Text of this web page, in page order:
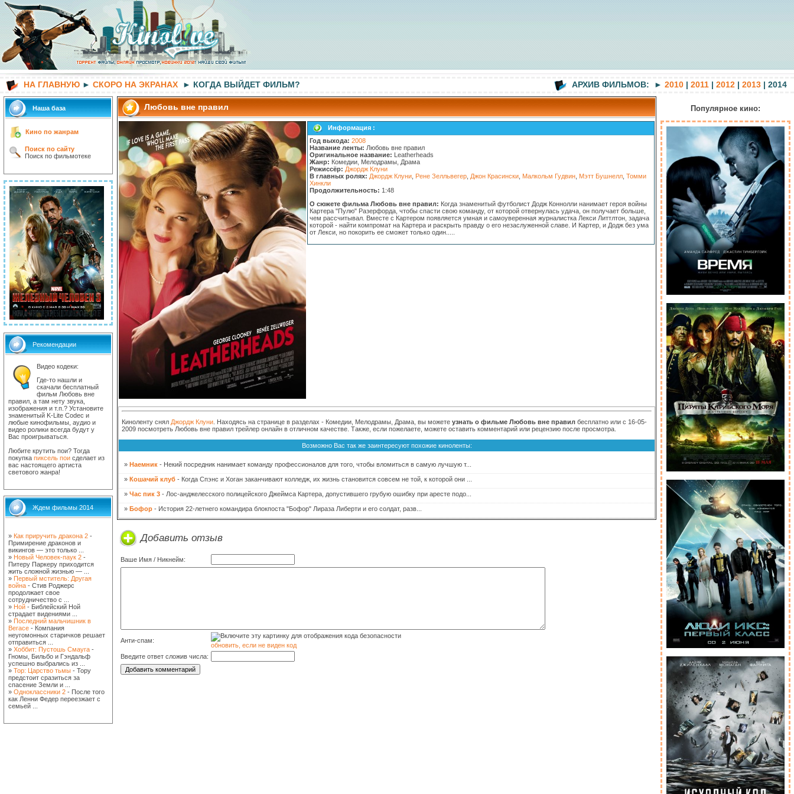
НА ГЛАВНУЮ ► СКОРО НА ЭКРАНАХ ► КОГДА ВЫЙДЕТ ФИЛЬМ? АРХИВ ФИЛЬМОВ: ► 2010 | 2011 | 2012 | 2013 | 2014
Наша база
Кино по жанрам
Поиск по сайту
Поиск по фильмотеке
Рекомендации
Видео кодеки:
Где-то нашли и
скачали бесплатный
фильм Любовь вне
правил, а там нету звука,
изображения и т.п.? Установите
знаменитый K-Lite Codec и
любые кинофильмы, аудио и
видео ролики всегда будут у
Вас проигрываться.
Любите крутить пои? Тогда
покупка пиксель пои сделает из
вас настоящего артиста
светового жанра!
Ждем фильмы 2014
» Как приручить дракона 2 -
Примирение драконов и
викингов — это только ...
» Новый Человек-паук 2 -
Питеру Паркеру приходится
жить сложной жизнью — ...
» Первый мститель: Другая
война - Стив Роджерс
продолжает свое
сотрудничество с ...
» Ной - Библейский Ной
страдает видениями ...
» Последний мальчишник в
Вегасе - Компания
неугомонных старичков решает
отправиться ...
» Хоббит: Пустошь Смауга -
Гномы, Бильбо и Гэндальф
успешно выбрались из ...
» Тор: Царство тьмы - Тору
предстоит сразиться за
спасение Земли и ...
» Одноклассники 2 - После того
как Ленни Федер переезжает с
семьей ...
Любовь вне правил
Информация :
Год выхода: 2008
Название ленты: Любовь вне правил
Оригинальное название: Leatherheads
Жанр: Комедии, Мелодрамы, Драма
Режиссёр: Джордж Клуни
В главных ролях: Джордж Клуни Рене Зелльвегер Джон Красински Малкольм Гудвин Мэтт Бушнелл Томми
Хинкли
Продолжительность: 1:48
О сюжете фильма Любовь вне правил: Когда знаменитый футболист Додж Коннолли нанимает героя войны
Картера "Пулю" Разерфорда, чтобы спасти свою команду, от которой отвернулась удача, он получает больше,
чем рассчитывал. Вместе с Картером появляется умная и самоуверенная журналистка Лекси Литтлтон, задача
которой - найти компромат на Картера и раскрыть правду о его незаслуженной славе. И Картер, и Додж без ума
от Лекси, но покорить ее сможет только один.....
Киноленту снял Джордж Клуни . Находясь на странице в разделах - Комедии, Мелодрамы, Драма, вы можете узнать о фильме Любовь вне правил бесплатно или с 16-05-
2009 посмотреть Любовь вне правил трейлер онлайн в отличном качестве. Также, если пожелаете, можете оставить комментарий или рецензию после просмотра.
Возможно Вас так же заинтересуют похожие киноленты:
» Наемник - Некий посредник нанимает команду профессионалов для того, чтобы вломиться в самую лучшую т...
» Кошачий клуб - Когда Спэнс и Хоган заканчивают колледж, их жизнь становится совсем не той, к которой они ...
» Час пик 3 - Лос-анджелесского полицейского Джеймса Картера, допустившего грубую ошибку при аресте подо...
» Бофор - История 22-летнего командира блокпоста "Бофор" Лираза Либерти и его солдат, разв...
Добавить отзыв
Ваше Имя / Никнейм:
Анти-спам:
обновить, если не виден код
Введите ответ сложив числа:
Популярное кино: